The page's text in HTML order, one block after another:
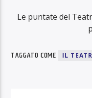
Le puntate del
TAGGATO COME IL